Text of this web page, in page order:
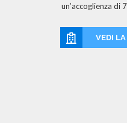
un’accoglienza di
VEDI